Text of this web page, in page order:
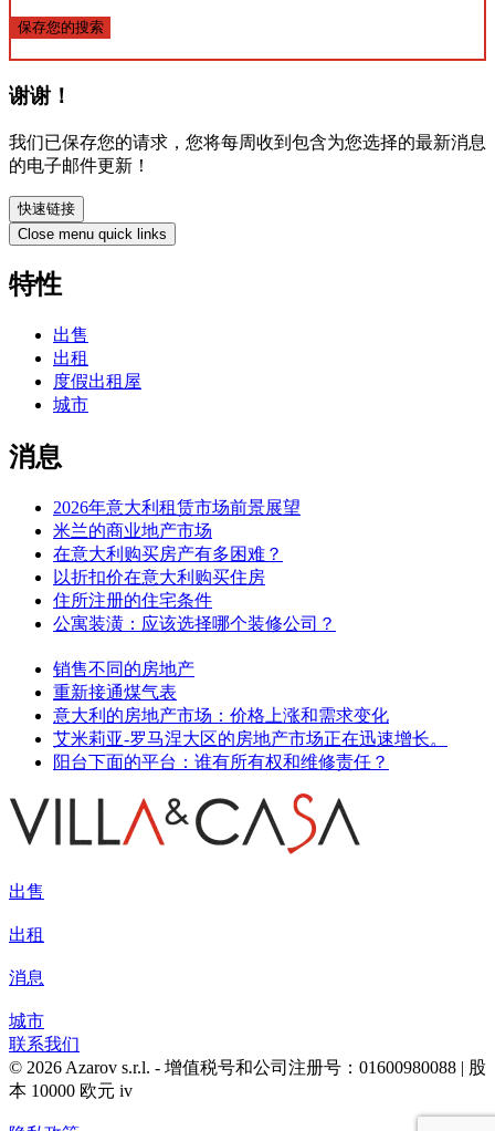
保存您的搜索
谢谢！
我们已保存您的请求，您将每周收到包含为您选择的最新消息
的电子邮件更新！
快速链接
Close menu quick links
特性
出售
出租
度假出租屋
城市
消息
2026年意大利租赁市场前景展望
米兰的商业地产市场
在意大利购买房产有多困难？
以折扣价在意大利购买住房
住所注册的住宅条件
公寓装潢：应该选择哪个装修公司？
销售不同的房地产
重新接通煤气表
意大利的房地产市场：价格上涨和需求变化
艾米莉亚-罗马涅大区的房地产市场正在迅速增长。
阳台下面的平台：谁有所有权和维修责任？
出售
出租
消息
城市
联系我们
© 2026 Azarov s.r.l. - 增值税号和公司注册号：01600980088 | 股
本 10000 欧元 iv